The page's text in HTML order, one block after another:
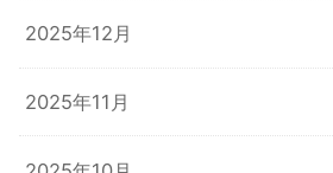
2025年12月
2025年11月